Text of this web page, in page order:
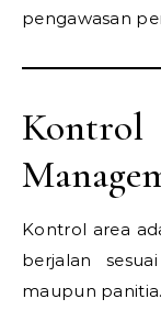
pengawasan
Kontrol
Kontrol area
berjalan
maupun panitia.